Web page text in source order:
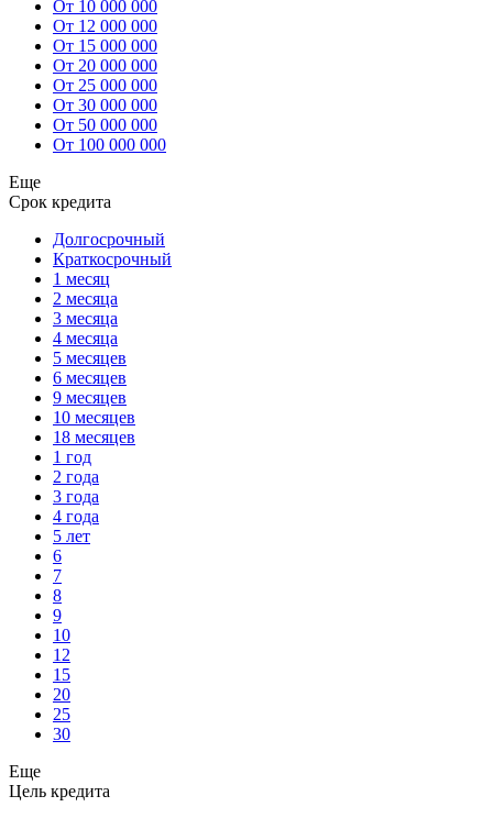
От 10 000 000
От 12 000 000
От 15 000 000
От 20 000 000
От 25 000 000
От 30 000 000
От 50 000 000
От 100 000 000
Еще
Срок кредита
Долгосрочный
Краткосрочный
1 месяц
2 месяца
3 месяца
4 месяца
5 месяцев
6 месяцев
9 месяцев
10 месяцев
18 месяцев
1 год
2 года
3 года
4 года
5 лет
6
7
8
9
10
12
15
20
25
30
Еще
Цель кредита